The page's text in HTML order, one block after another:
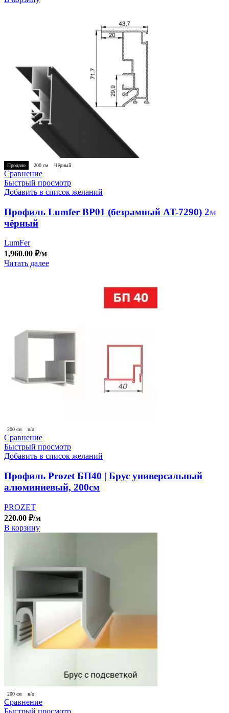
Продано 200 см Чёрный
Сравнение
Быстрый просмотр
Добавить в список желаний
Профиль Lumfer BP01 (безрамный AT-7290) 2м
чёрный
LumFer
1,960.00 ₽/м
Читать далее
200 см н/о
Сравнение
Быстрый просмотр
Добавить в список желаний
Профиль Prozet БП40 | Брус универсальный
алюминиевый, 200см
PROZET
220.00 ₽/м
В корзину
200 см н/о
Сравнение
Быстрый просмотр